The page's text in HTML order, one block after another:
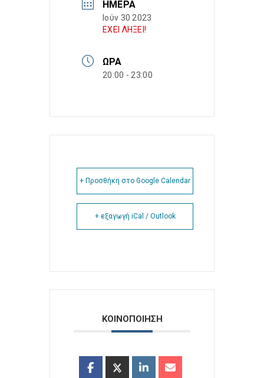
ΗΜΈΡΑ
Ιούν 30 2023
ΕΧΕΙ ΛΗΞΕΙ!
ΏΡΑ
20:00 - 23:00
+ Προσθήκη στο Google Calendar
+ εξαγωγή iCal / Outlook
ΚΟΙΝΟΠΟΙΗΣΗ